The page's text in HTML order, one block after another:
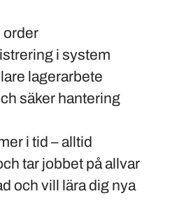
order
i system
lagerarbete
säker hantering
i tid – alltid
tar jobbet på allvar
och vill lära dig nya